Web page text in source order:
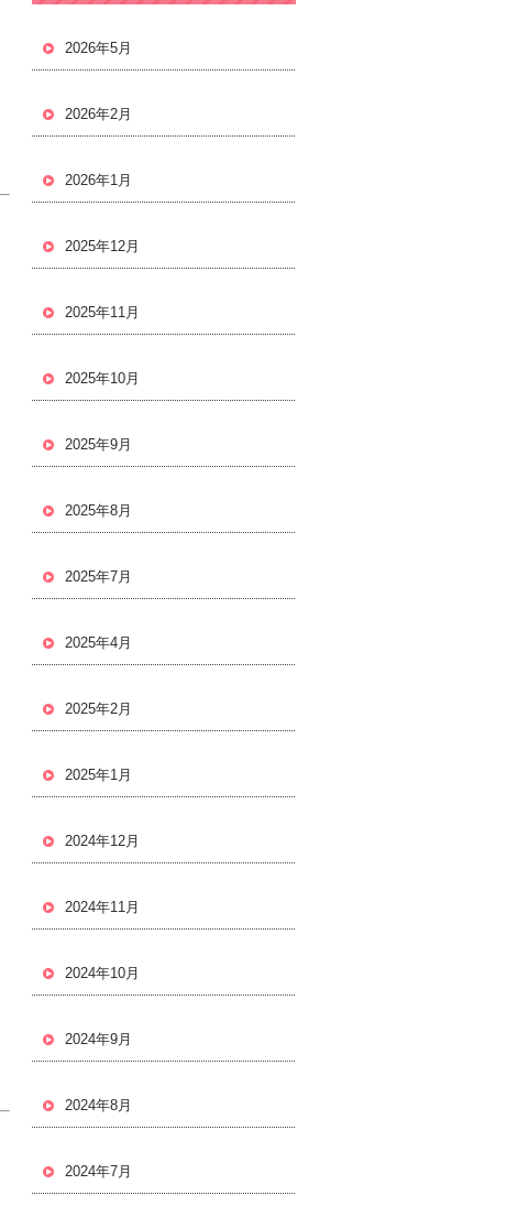
2026年5月
2026年2月
2026年1月
2025年12月
2025年11月
2025年10月
2025年9月
2025年8月
2025年7月
2025年4月
2025年2月
2025年1月
2024年12月
2024年11月
2024年10月
2024年9月
2024年8月
2024年7月